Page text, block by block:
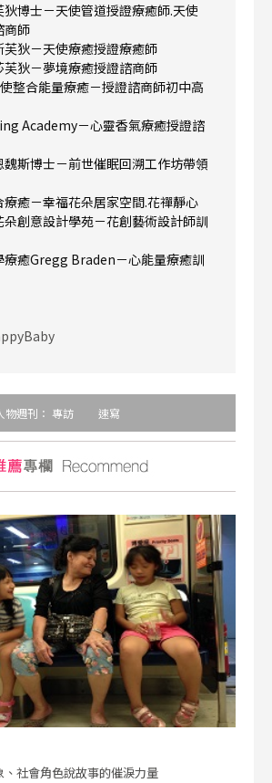
狄博士－天使管道授證療癒師.天使
商師
芙狄－天使療癒授證療癒師
芙狄－夢境療癒授證諮商師
整合能量療癒－授證諮商師初中高
Academy－心靈香氣療癒授證諮
魏斯博士－前世催眠回溯工作坊帶領
療癒－幸福花朵居家空間.花禪靜心
朵創意設計學苑－花創藝術設計師訓
療癒Gregg Braden－心能量療癒訓
物週刊： 專訪 速寫
社會角色說故事的催淚力量